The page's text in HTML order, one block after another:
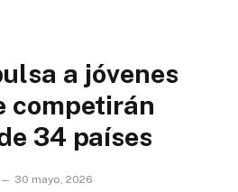
a jóvenes
competirán
34 países
30 mayo, 2026